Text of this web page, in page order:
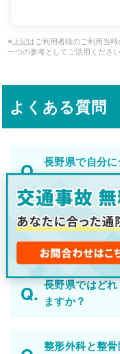
※上記はご利用者様のご利用当時
一つの参考としてご活用ください
よくある質問
長野県で自分
るにはどうし
初めて交通事故
教えてくださ
長野県ではど
ますか？
整形外科と整